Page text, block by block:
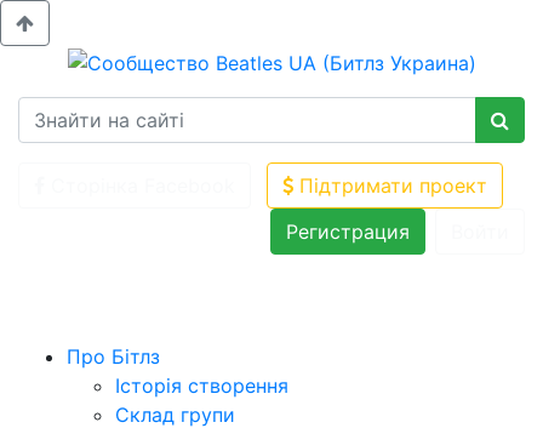
Підтримати проект
Регистрация
Про Бітлз
Історія створення
Склад групи